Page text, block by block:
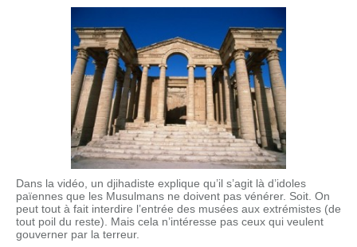
Dans la vidéo, un djihadiste explique qu’il s’agit là d’idoles
païennes que les Musulmans ne doivent pas vénérer. Soit. On
peut tout à fait interdire l’entrée des musées aux extrémistes (de
tout poil du reste). Mais cela n’intéresse pas ceux qui veulent
gouverner par la terreur.